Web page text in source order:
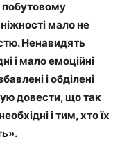
побутовому
мало не
Ненавидять
і мало емоційні
і обділені
довести, що так
і тим, хто їх